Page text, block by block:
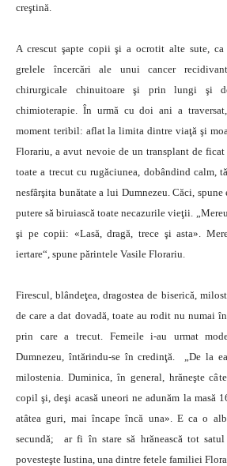
creştină.
A crescut şapte copii şi a ocrotit alte sute, ca
grelele încercări ale unui cancer
chirurgicale chinuitoare şi prin lungi şi
chimioterapie. În urmă cu doi ani a
moment teribil: aflat la limita dintre viaţă şi
Florariu, a avut nevoie de un transplant de
toate a trecut cu rugăciunea, dobândind calm,
nesfârşita bunătate a lui Dumnezeu. Căci, spune
putere să biruiască toate necazurile vieţii.
şi pe copii: «Lasă, dragă, trece şi asta».
iertare“, spune părintele Vasile Florariu.
Firescul, blândeţea, dragostea de biserică,
de care a dat dovadă, toate au rodit nu numai
prin care a trecut. Femeile i-au urmat
Dumnezeu, întărindu-se în credinţă. „De la
milostenia. Duminica, în general, hrăneşte
copil şi, deşi acasă uneori ne adunăm la masă
atâtea guri, mai încape încă una». E ca o
secundă; ar fi în stare să hrănească tot satul
povesteşte Iustina, una dintre fetele familiei